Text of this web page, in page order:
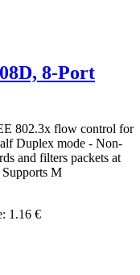
8-Port
802.3x flow control for
Duplex mode - Non-
and filters packets at
M
1.16 €